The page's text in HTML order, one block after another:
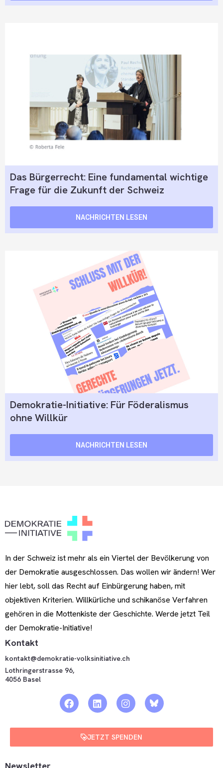
Das Bürgerrecht: Eine fundamental wichtige
Frage für die Zukunft der Schweiz
NACHRICHTEN LESEN
Demokratie-Initiative: Für Föderalismus
ohne Willkür
NACHRICHTEN LESEN
In der Schweiz ist mehr als ein Viertel der Bevölkerung von
der Demokratie ausgeschlossen. Das wollen wir ändern! Wer
hier lebt, soll das Recht auf Einbürgerung haben, mit
objektiven Kriterien. Willkürliche und schikanöse Verfahren
gehören in die Mottenkiste der Geschichte. Werde jetzt Teil
der Demokratie-Initiative!
Kontakt
kontakt@demokratie-volksinitiative.ch
Lothringerstrasse 96,
4056 Basel
JETZT SPENDEN